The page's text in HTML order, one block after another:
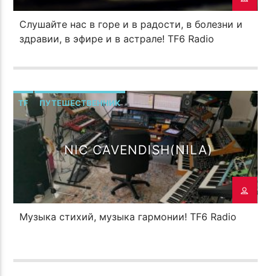
Слушайте нас в горе и в радости, в болезни и
здравии, в эфире и в астрале! TF6 Radio
TF ПУТЕШЕСТВЕННИК
NIC CAVENDISH(NILA)